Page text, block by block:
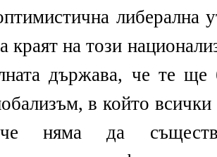
либерална
краят на този
държава, че те ще
в който
няма да